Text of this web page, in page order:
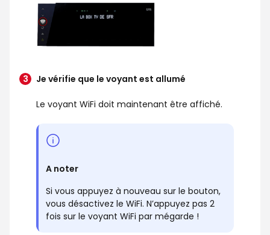
Je vérifie que le voyant est allumé
Le voyant WiFi doit maintenant être affiché.
A noter
Si vous appuyez à nouveau sur le bouton,
vous désactivez le WiFi. N’appuyez pas 2
fois sur le voyant WiFi par mégarde !